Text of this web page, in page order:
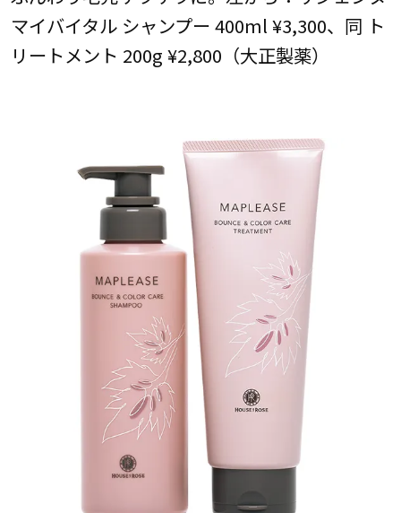
マイバイタル シャンプー 400ml ¥3,300、同 ト
リートメント 200g ¥2,800（大正製薬）